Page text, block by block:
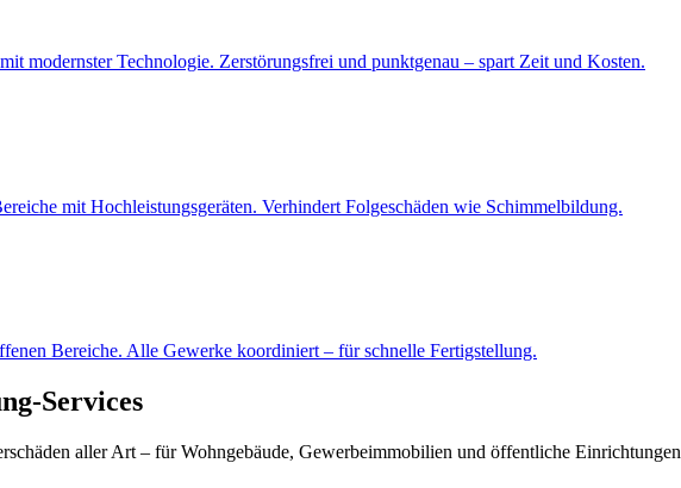
modernster Technologie. Zerstörungsfrei und punktgenau – spart Zeit und Kosten.
mit Hochleistungsgeräten. Verhindert Folgeschäden wie Schimmelbildung.
Bereiche. Alle Gewerke koordiniert – für schnelle Fertigstellung.
Services
aller Art – für Wohngebäude, Gewerbeimmobilien und öffentliche Einrichtungen